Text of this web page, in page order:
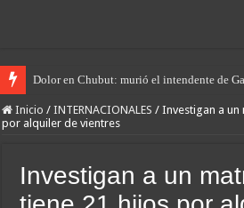
Dolor en Chubut: murió el intendente de
Inicio / INTERNACIONALES / Investigan a un
por alquiler de vientres
Investigan a un